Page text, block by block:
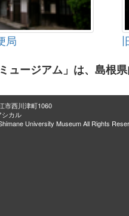
局
ュージアム」は、島根
市西川津町1060
カル
University Museum All Rights